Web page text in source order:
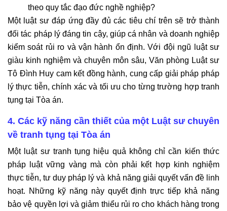
theo quy tắc đạo đức nghề nghiệp?
Một luật sư đáp ứng đầy đủ các tiêu chí trên sẽ trở thành
đối tác pháp lý đáng tin cậy, giúp cá nhân và doanh nghiệp
kiểm soát rủi ro và vận hành ổn định. Với đội ngũ luật sư
giàu kinh nghiệm và chuyên môn sâu, Văn phòng Luật sư
Tô Đình Huy cam kết đồng hành, cung cấp giải pháp pháp
lý thực tiễn, chính xác và tối ưu cho từng trường hợp tranh
tụng tại Tòa án.
4. Các kỹ năng cần thiết của một Luật sư chuyên
về tranh tụng tại Tòa án
Một luật sư tranh tụng hiệu quả không chỉ cần kiến thức
pháp luật vững vàng mà còn phải kết hợp kinh nghiệm
thực tiễn, tư duy pháp lý và khả năng giải quyết vấn đề linh
hoạt. Những kỹ năng này quyết định trực tiếp khả năng
bảo vệ quyền lợi và giảm thiểu rủi ro cho khách hàng trong